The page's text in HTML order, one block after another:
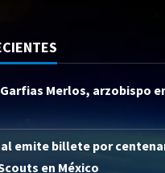
Merlos, arzobispo
emite billete por
en México